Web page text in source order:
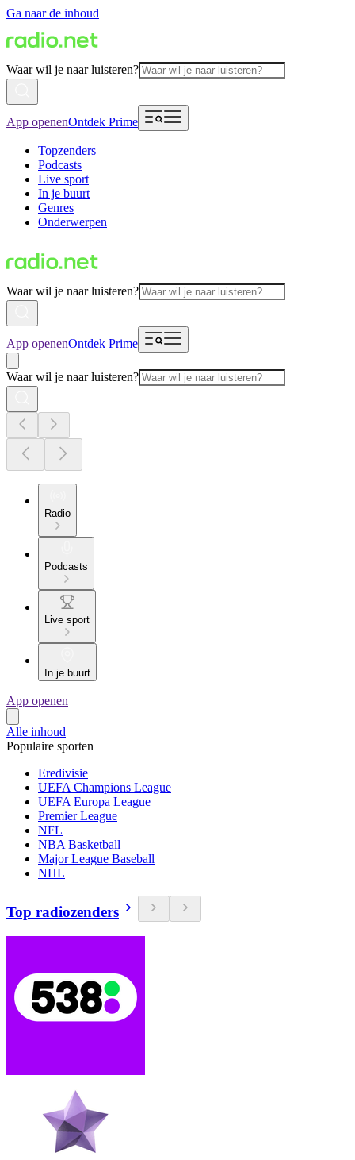
Ga naar de inhoud
Waar wil je naar luisteren?
App openenOntdek Prime
Topzenders
Podcasts
Live sport
In je buurt
Genres
Onderwerpen
Waar wil je naar luisteren?
App openenOntdek Prime
Waar wil je naar luisteren?
Radio
Podcasts
Live sport
In je buurt
App openen
Alle inhoud
Populaire sporten
Eredivisie
UEFA Champions League
UEFA Europa League
Premier League
NFL
NBA Basketball
Major League Baseball
NHL
Top radiozenders